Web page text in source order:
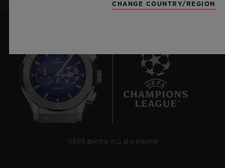
UEFA 챔피언스 리그 공식 타임키퍼
CHANGE COUNTRY/REGION